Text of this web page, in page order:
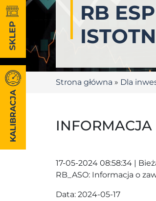
RB
Strona główna » Dla
17-05-2024 08:58:34 |
RB_ASO: Informacja o
Data: 2024-05-17
KALIBRACJA